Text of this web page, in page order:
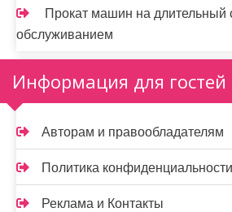
Прокат машин на длительный
обслуживанием
Информация для гостей
Авторам и правообладателям
Политика конфиденциальности
Реклама и Контакты